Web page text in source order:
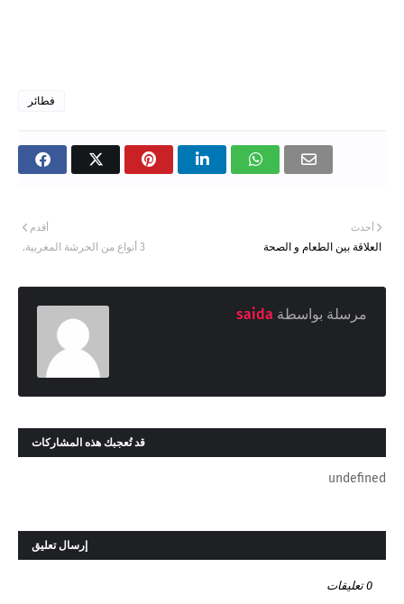
فطائر
أحدث
العلاقة بين الطعام و الصحة
أقدم
3 أنواع من الحرشة المغربية.
مرسلة بواسطة
قد تُعجبك هذه المشاركات
undefined
إرسال تعليق
0 تعليقات